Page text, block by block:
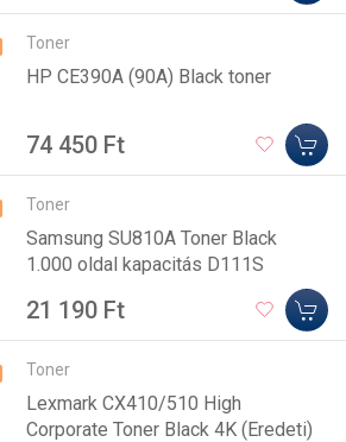
Toner
HP CE390A (90A) Black toner
74 450 Ft
Toner
Samsung SU810A Toner Black
1.000 oldal kapacitás D111S
21 190 Ft
Toner
Lexmark CX410/510 High
Corporate Toner Black 4K (Eredeti)